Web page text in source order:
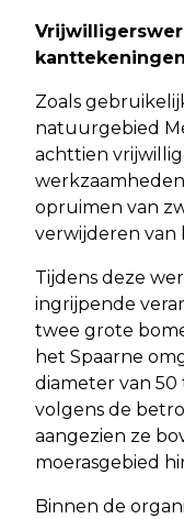
kanttekeningen
Zoals
natuurgebied
achttien
opruimen van
verwijderen van
Tijdens deze
ingrijpende
twee grote
het Spaarne
diameter van
volgens de
aangezien ze
moerasgebied
Binnen de